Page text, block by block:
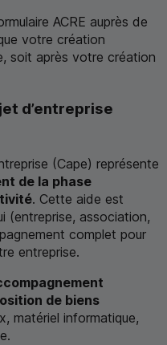
ACRE auprès de
votre création
soit après votre création
d’entreprise
(Cape) représente
de la phase
. Cette aide est
(entreprise, association,
complet pour
entreprise.
de biens
matériel informatique,